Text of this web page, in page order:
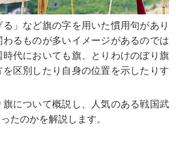
る」など旗の字を用いた慣用句があり
るものが多いイメージがあるのでは
代においても旗、とりわけのぼり旗
区別したり自身の位置を示したりす
について概説し、人気のある戦国武
たのかを解説します。